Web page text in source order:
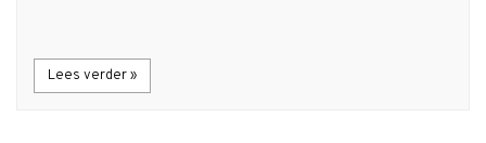
Lees verder »